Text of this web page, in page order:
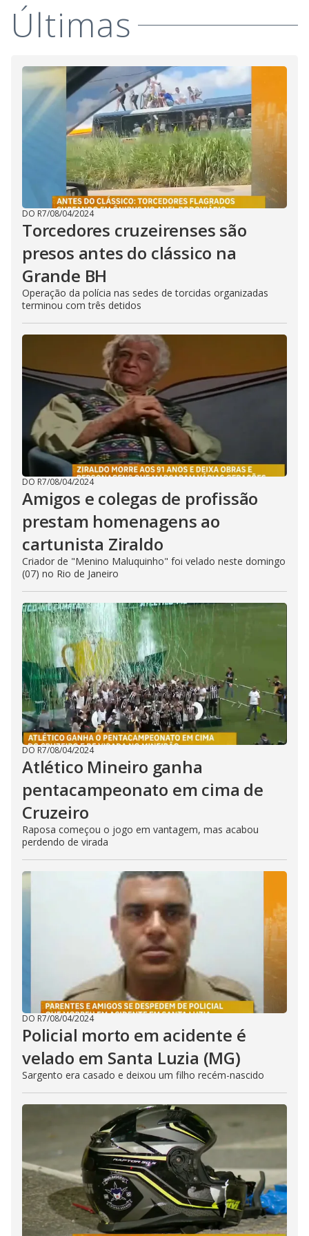
e
o
Últimas
DO R7/08/04/2024
Torcedores cruzeirenses são
presos antes do clássico na
Grande BH
Operação da polícia nas sedes de torcidas organizadas
terminou com três detidos
DO R7/08/04/2024
Amigos e colegas de profissão
prestam homenagens ao
cartunista Ziraldo
Criador de "Menino Maluquinho" foi velado neste domingo
(07) no Rio de Janeiro
DO R7/08/04/2024
Atlético Mineiro ganha
pentacampeonato em cima de
Cruzeiro
Raposa começou o jogo em vantagem, mas acabou
perdendo de virada
DO R7/08/04/2024
Policial morto em acidente é
velado em Santa Luzia (MG)
Sargento era casado e deixou um filho recém-nascido